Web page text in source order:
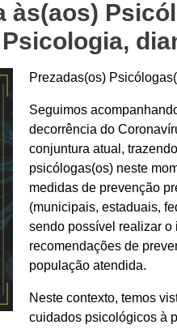
às(aos)
Prezadas(os)
Seguimos
decorrência do
conjuntura atual,
psicólogas(os) neste
medidas de prevenção
(municipais, estaduais,
sendo possível realizar o
recomendações de
população atendida.
Neste contexto, temos
cuidados psicológicos à